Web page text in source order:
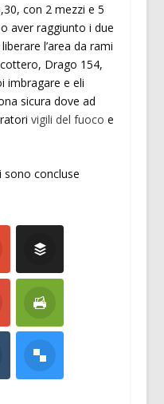
con 2 mezzi e 5
aver raggiunto i due
l’area da rami
Drago 154,
imbragare e eli
sicura dove ad
vigili del fuoco e
sono concluse